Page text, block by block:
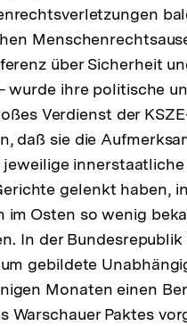
über Sicherheit
wurde ihre politische
Verdienst der
daß sie die
gelenkt haben,
im Osten so wenig
In der
gebildete
Monaten einen
Warschauer Paktes